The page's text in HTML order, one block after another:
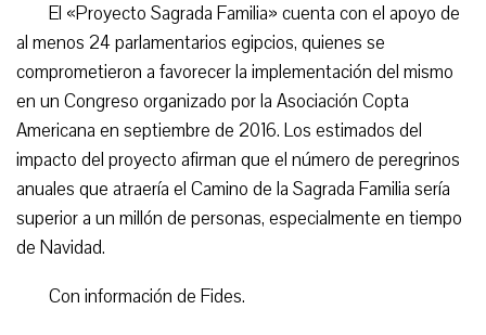
El «Proyecto Sagrada Familia» cuenta con el apoyo de
al menos 24 parlamentarios egipcios, quienes se
comprometieron a favorecer la implementación del mismo
en un Congreso organizado por la Asociación Copta
Americana en septiembre de 2016. Los estimados del
impacto del proyecto afirman que el número de peregrinos
anuales que atraería el Camino de la Sagrada Familia sería
superior a un millón de personas, especialmente en tiempo
de Navidad.
Con información de Fides.